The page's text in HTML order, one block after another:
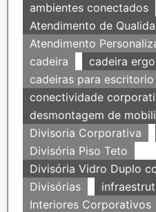
ambientes conectados
Atendimento de
Atendimento
cadeira
cadeira
cadeiras para escritorio
conectividade
desmontagem de
Divisoria Corporativa
Divisória Piso Teto
Divisória Vidro Duplo
Divisórias
Interiores Corporativos